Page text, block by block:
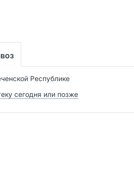
Республике
сегодня или позже